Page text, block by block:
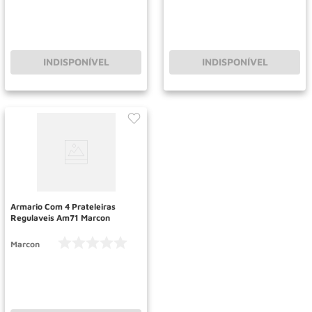
INDISPONÍVEL INDISPONÍVEL
Armario Com 4 Prateleiras
Regulaveis Am71 Marcon
Marcon